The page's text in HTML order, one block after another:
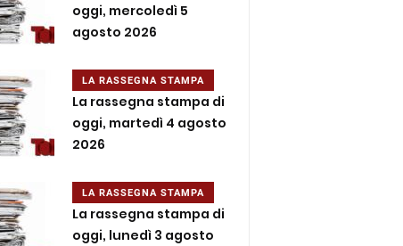
oggi, mercoledì 5
agosto 2026
LA RASSEGNA STAMPA
La rassegna stampa di
oggi, martedì 4 agosto
2026
LA RASSEGNA STAMPA
La rassegna stampa di
oggi, lunedì 3 agosto